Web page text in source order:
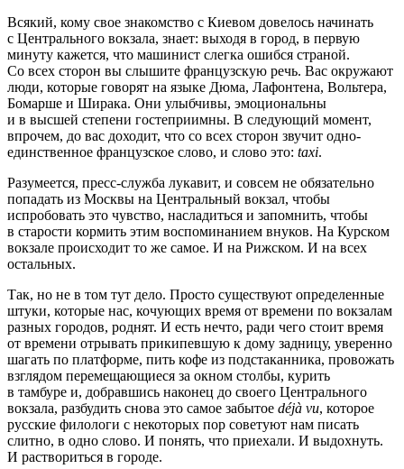
Всякий, кому свое знакомство с Киевом довелось начинать
с Центрального вокзала, знает: выходя в город, в первую
минуту кажется, что машинист слегка ошибся страной.
Со всех сторон вы слышите французскую речь. Вас окружают
люди, которые говорят на языке Дюма, Лафонтена, Вольтера,
Бомарше и Ширака. Они улыбчивы, эмоциональны
и в высшей степени гостеприимны. В следующий момент,
впрочем, до вас доходит, что со всех сторон звучит одно-
единственное французское слово, и слово это: taxi.
Разумеется, пресс-служба лукавит, и совсем не обязательно
попадать из Москвы на Центральный вокзал, чтобы
испробовать это чувство, насладиться и запомнить, чтобы
в старости кормить этим воспоминанием внуков. На Курском
вокзале происходит то же самое. И на Рижском. И на всех
остальных.
Так, но не в том тут дело. Просто существуют определенные
штуки, которые нас, кочующих время от времени по вокзалам
разных городов, роднят. И есть нечто, ради чего стоит время
от времени отрывать прикипевшую к дому задницу, уверенно
шагать по платформе, пить кофе из подстаканника, провожать
взглядом перемещающиеся за окном столбы, курить
в тамбуре и, добравшись наконец до своего Центрального
вокзала, разбудить снова это самое забытое déjà vu, которое
русские филологи с некоторых пор советуют нам писать
слитно, в одно слово. И понять, что приехали. И выдохнуть.
И раствориться в городе.